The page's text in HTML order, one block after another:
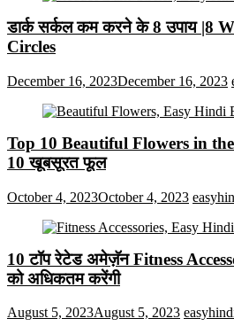
डार्क सर्कल कम करने के 8 उपाय |8
Circles
December 16, 2023December 16, 2023
Top 10 Beautiful Flowers in
10 खूबसूरत फूल
October 4, 2023October 4, 2023
10 टॉप रेटेड अमेज़ॅन Fitness
को अधिकतम करेंगी
August 5, 2023August 5, 2023